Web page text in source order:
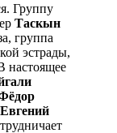
Группу
Таскын
группа
эстрады,
настоящее
Евгений